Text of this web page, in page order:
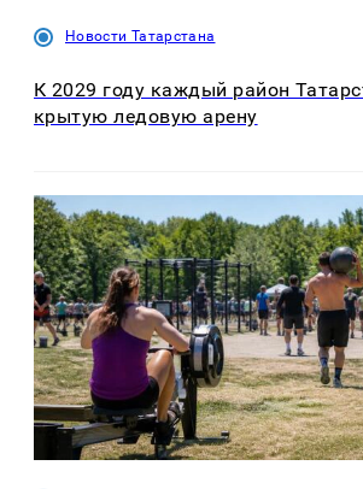
Новости Татарстана
К 2029 году каждый район
крытую ледовую арену